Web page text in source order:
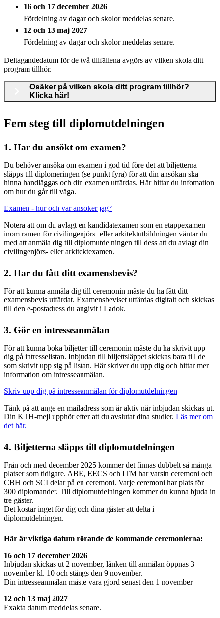
16 och 17 december 2026
Fördelning av dagar och skolor meddelas senare.
12 och 13 maj 2027
Fördelning av dagar och skolor meddelas senare.
Deltagandedatum för de två tillfällena avgörs av vilken skola ditt
program tillhör.
Osäker på vilken skola ditt program tillhör?
Klicka här!
Fem steg till diplomutdelningen
1. Har du ansökt om examen?
Du behöver ansöka om examen i god tid före det att biljetterna
släpps till diplomeringen (se punkt fyra) för att din ansökan ska
hinna handläggas och din examen utfärdas. Här hittar du infomation
om hur du går till väga.
Examen - hur och var ansöker jag?
Notera att om du avlagt en kandidatexamen som en etappexamen
inom ramen för civilingenjörs- eller arkitektutbildningen väntar du
med att anmäla dig till diplomutdelningen till dess att du avlagt din
civilingenjörs- eller arkitektexamen.
2. Har du fått ditt examensbevis?
För att kunna anmäla dig till ceremonin måste du ha fått ditt
examensbevis utfärdat. Examensbeviset utfärdas digitalt och skickas
till den e-postadress du angivit i Ladok.
3. Gör en intresseanmälan
För att kunna boka biljetter till ceremonin måste du ha skrivit upp
dig på intresselistan. Inbjudan till biljettsläppet skickas bara till de
som skrivit upp sig på listan. Här skriver du upp dig och hittar mer
information om intresseanmälan.
Skriv upp dig på intresseanmälan för diplomutdelningen
Tänk på att ange en mailadress som är aktiv när inbjudan skickas ut.
Din KTH-mejl upphör efter att du avslutat dina studier. Läs mer om
det här.
4. Biljetterna släpps till diplomutdelningen
Från och med december 2025 kommer det finnas dubbelt så många
platser som tidigare. ABE, EECS och ITM har varsin ceremoni och
CBH och SCI delar på en ceremoni. Varje ceremoni har plats för
300 diplomander. Till diplomutdelningen kommer du kunna bjuda in
tre gäster.
Det kostar inget för dig och dina gäster att delta i
diplomutdelningen.
Här är viktiga datum rörande de kommande ceremonierna:
16 och 17 december 2026
Inbjudan skickas ut 2 november, länken till anmälan öppnas 3
november kl. 10 och stängs den 9 november.
Din intresseanmälan måste vara gjord senast den 1 november.
12 och 13 maj 2027
Exakta datum meddelas senare.